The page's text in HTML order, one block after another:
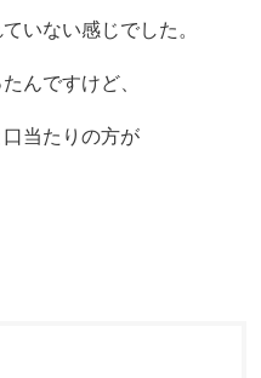
いない感じでした。
んですけど、
当たりの方が